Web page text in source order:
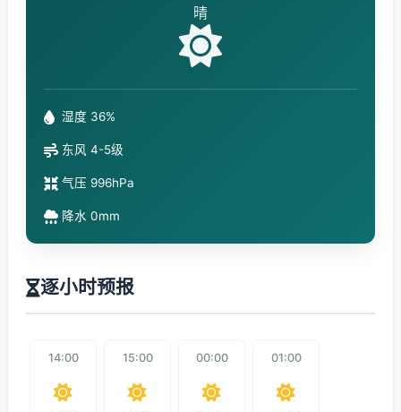
晴
湿度 36%
东风 4-5级
气压 996hPa
降水 0mm
逐小时预报
14:00 15:00 00:00 01:00